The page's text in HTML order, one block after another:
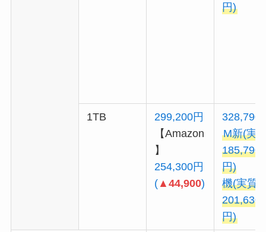
円)
1TB
299,200円
【Amazon
】
254,300円
( ▲44,900)
328,790
M新(実
185,790
円)
機(実質
201,630
円)